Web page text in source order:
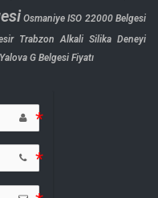
Osmaniye ISO 22000 Belgesi
Trabzon Alkali Silika Deneyi
Yalova G Belgesi Fiyatı